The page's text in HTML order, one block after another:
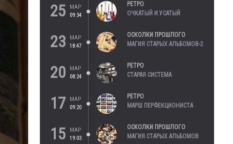
25
МАР
09:34
РЕТРО
ОЧКАТЫЙ И УСАТЫЙ
23
МАР
18:47
ОСКОЛКИ ПРОШЛОГО
МАГИЯ СТАРЫХ АЛЬБОМОВ-2
20
МАР
08:24
РЕТРО
СТАРАЯ СИСТЕМА
17
МАР
09:20
РЕТРО
МАРШ ПЕРФЕКЦИОНИСТА
15
МАР
19:03
ОСКОЛКИ ПРОШЛОГО
МАГИЯ СТАРЫХ АЛЬБОМОВ